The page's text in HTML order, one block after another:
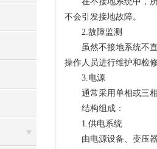
不会引发接地故障。
2.故障监测
虽然不接地系统不直
操作人员进行维护和检
3.电源
通常采用单相或三相
结构组成：
1.供电系统
由电源设备、变压器